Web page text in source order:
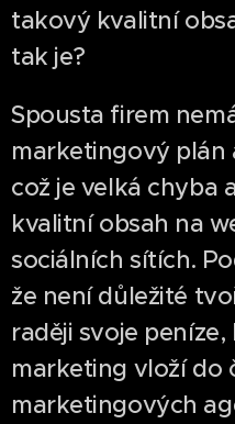
takový kvalitní
tak je?
Spousta firem
marketingový plán
což je velká chyba
kvalitní obsah na
sociálních sítích.
že není důležité
raději svoje
marketing vloží do
marketingových